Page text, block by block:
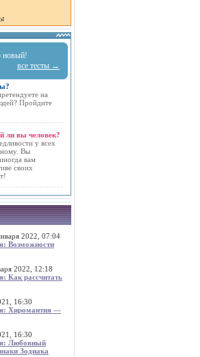
новый!
все тесты →
на
Пройдите
ли вы человек?
у всех
Вы
вам
своих
2022, 07:04
Возможности
2022, 12:18
Как рассчитать
16:30
Хиромантия —
16:30
Любовный
Зодиака